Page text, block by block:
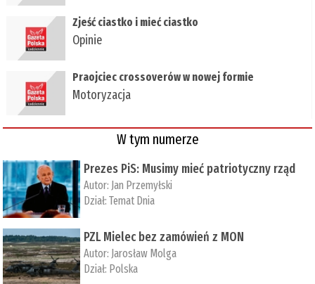
Zjeść ciastko i mieć ciastko
Opinie
Praojciec crossoverów w nowej formie
Motoryzacja
W tym numerze
Prezes PiS: Musimy mieć patriotyczny rząd
Autor: Jan Przemyłski
Dział:Temat Dnia
PZL Mielec bez zamówień z MON
Autor: Jarosław Molga
Dział: Polska